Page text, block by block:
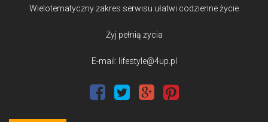
Wielotematyczny zakres serwisu ułatwi codzienne życie
Żyj pełnią życia
E-mail: lifestyle@4up.pl